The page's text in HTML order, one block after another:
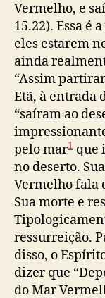
Vermelho, e
15.22). Essa é
eles estarem
ainda
“Assim
Etã, à entrada
“saíram ao
pelo mar1 que
no deserto.
Vermelho fala
Sua morte e
ressurreição.
disso, o
dizer que
do Mar